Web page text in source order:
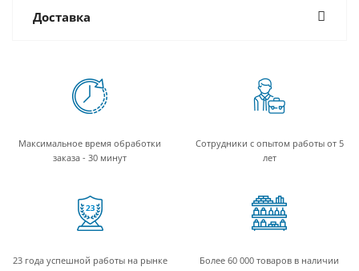
Доставка
Максимальное время обработки
заказа - 30 минут
Сотрудники с опытом работы от 5
лет
23 года успешной работы на рынке Более 60 000 товаров в наличии